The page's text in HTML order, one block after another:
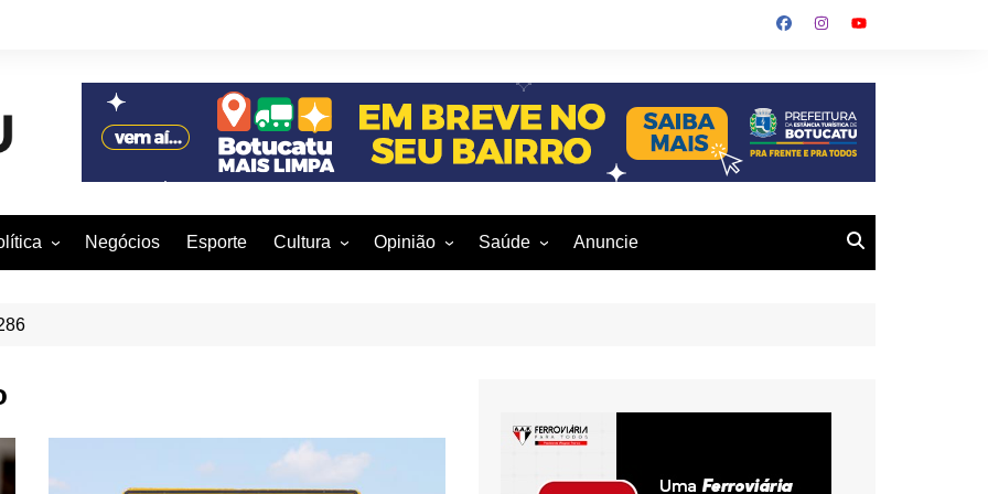
São Paulo
2016
Negócios Esporte Cultura Opinião Saúde Anuncie